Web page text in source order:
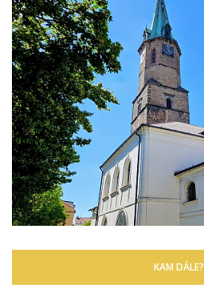
KAM DÁLE?